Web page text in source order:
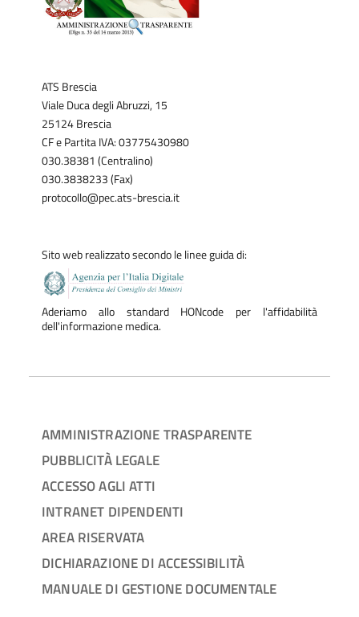
ATS Brescia
Viale Duca degli Abruzzi, 15
25124 Brescia
CF e Partita IVA: 03775430980
030.38381 (Centralino)
030.3838233 (Fax)
protocollo@pec.ats-brescia.it
Sito web realizzato secondo le linee guida di:
Aderiamo allo standard HONcode per l'affidabilità
dell'informazione medica.
AMMINISTRAZIONE TRASPARENTE
PUBBLICITÀ LEGALE
ACCESSO AGLI ATTI
INTRANET DIPENDENTI
AREA RISERVATA
DICHIARAZIONE DI ACCESSIBILITÀ
MANUALE DI GESTIONE DOCUMENTALE